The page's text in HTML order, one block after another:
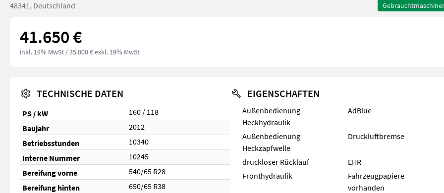
48341, Deutschland
41.650 €
inkl. 19% MwSt / 35.000 € exkl. 19% MwSt
TECHNISCHE DATEN
PS / kW
160 / 118
Baujahr
2012
Betriebsstunden
10340
Interne Nummer
10245
Bereifung vorne
540/65 R28
Bereifung hinten
650/65 R38
EIGENSCHAFTEN
Außenbedienung
Heckhydraulik
AdBlue
Außenbedienung
Heckzapfwelle
Druckluftbremse
druckloser Rücklauf
EHR
Fronthydraulik
Fahrzeugpapiere
vorhanden